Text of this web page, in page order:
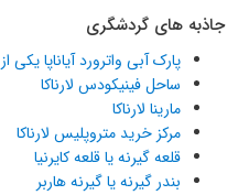
جاذبه های گردشگری
پارک آبی واترورد آیاناپا یکی
ساحل فینیکودس لارناکا
مارینا لارناکا
مرکز خرید متروپلیس لارناکا
قلعه گیرنه یا قلعه کایرنیا
بندر گیرنه یا گیرنه هاربر